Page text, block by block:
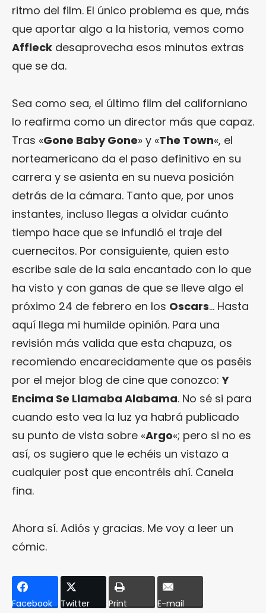
ritmo del film. El único problema es que, más
que aportar algo a la historia, vemos como
Affleck desaprovecha esos minutos extras
que se da.
Sea como sea, el último film del californiano
lo reafirma como un director más que capaz.
Tras «Gone Baby Gone» y «The Town«, el
norteamericano da el paso definitivo en su
carrera y se asienta en su nueva posición
detrás de la cámara. Tanto que, por unos
instantes, incluso llegas a olvidar cuánto
tiempo hace que se infundió el traje del
cuernecitos. Por consiguiente, quien esto
escribe sale de la sala encantado con lo que
ha visto y con ganas de que se lleve algo el
próximo 24 de febrero en los Oscars… Hasta
aquí llega mi humilde opinión. Para una
revisión más valida que esta chapuza, os
recomiendo encarecidamente que os paséis
por el mejor blog de cine que conozco:Y
Encima Se Llamaba Alabama. No sé si para
cuando esto vea la luz ya habrá publicado
su punto de vista sobre «Argo«; pero si no es
así, os sugiero que le echéis un vistazo a
cualquier post que encontréis ahí. Canela
fina.
Ahora sí. Adiós y gracias. Me voy a leer un
cómic.
Facebook Twitter Print E-mail